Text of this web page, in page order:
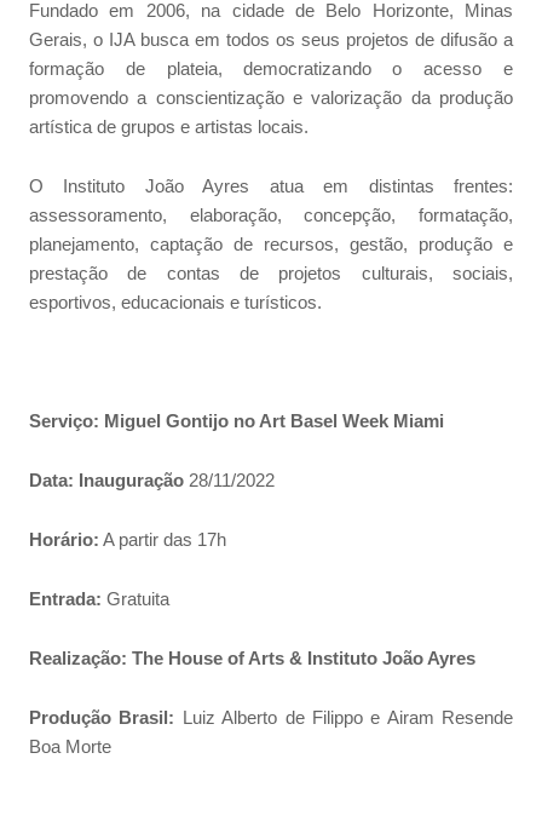
Fundado em 2006, na cidade de Belo Horizonte, Minas
Gerais, o IJA busca em todos os seus projetos de difusão a
formação de plateia, democratizando o acesso e
promovendo a conscientização e valorização da produção
artística de grupos e artistas locais.
O Instituto João Ayres atua em distintas frentes:
assessoramento, elaboração, concepção, formatação,
planejamento, captação de recursos, gestão, produção e
prestação de contas de projetos culturais, sociais,
esportivos, educacionais e turísticos.
Serviço: Miguel Gontijo no Art Basel Week Miami
Data: Inauguração 28/11/2022
Horário: A partir das 17h
Entrada: Gratuita
Realização: The House of Arts & Instituto João Ayres
Produção Brasil: Luiz Alberto de Filippo e Airam Resende
Boa Morte